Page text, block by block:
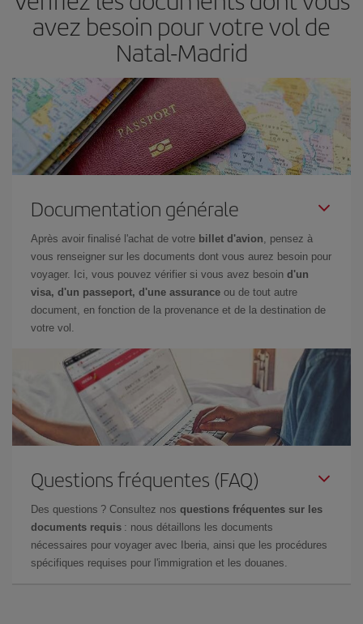
restant flexible sur les dates et les horaires de vol lors de votre
recherche, vous pourrezchoisir le prix le plus économique.
avez besoin pour votre vol de
Natal-Madrid
Documentation générale
Après avoir finalisé l'achat de votre billet d'avion, pensez à
vous renseigner sur les documents dont vous aurez besoin pour
voyager. Ici, vous pouvez vérifier si vous avez besoin d'un
visa, d'un passeport, d'une assurance ou de tout autre
document, en fonction de la provenance et de la destination de
votre vol.
Questions fréquentes (FAQ)
Des questions ? Consultez nos questions fréquentes sur les
documents requis : nous détaillons les documents
nécessaires pour voyager avec Iberia, ainsi que les procédures
spécifiques requises pour l'immigration et les douanes.